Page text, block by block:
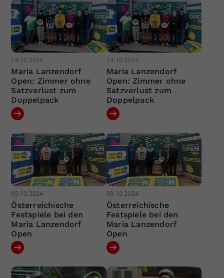
14.10.2024
Maria Lanzendorf
Open: Zimmer ohne
Satzverlust zum
Doppelpack
14.10.2024
Maria Lanzendorf
Open: Zimmer ohne
Satzverlust zum
Doppelpack
09.10.2024
Österreichische
Festspiele bei den
Maria Lanzendorf
Open
09.10.2024
Österreichische
Festspiele bei den
Maria Lanzendorf
Open